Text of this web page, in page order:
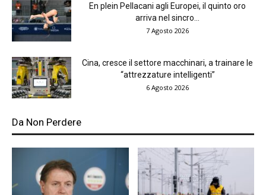
En plein Pellacani agli Europei, il quinto oro
arriva nel sincro...
7 Agosto 2026
Cina, cresce il settore macchinari, a trainare le
“attrezzature intelligenti”
6 Agosto 2026
Da Non Perdere